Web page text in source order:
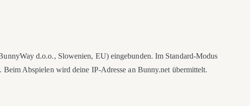
d.o.o., Slowenien, EU) eingebunden. Im Standard-Modus
Abspielen wird deine IP-Adresse an Bunny.net übermittelt.